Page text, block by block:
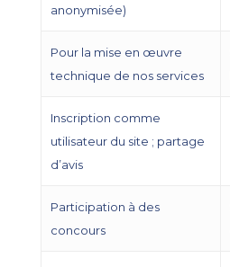
anonymisée)
Pour la mise en œuvre
technique de nos services
Inscription comme
utilisateur du site ; partage
d’avis
Participation à des
concours